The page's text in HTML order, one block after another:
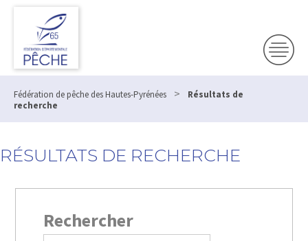
Fédération de pêche des Hautes-Pyrénées >
Résultats de
recherche
RÉSULTATS DE RECHERCHE
Rechercher